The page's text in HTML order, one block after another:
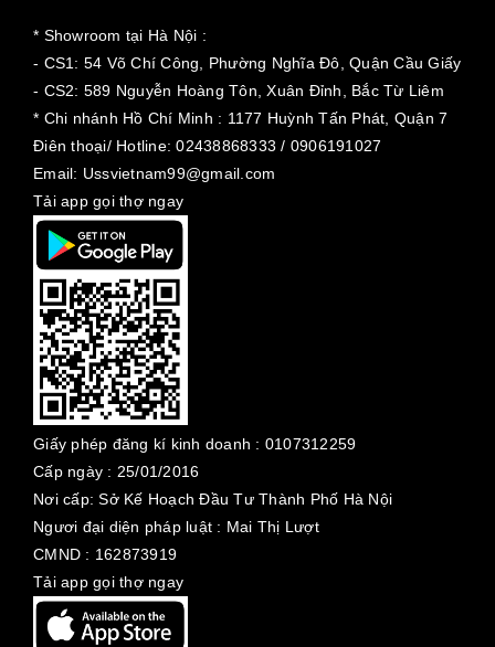
* Showroom tại Hà Nội :
- CS1: 54 Võ Chí Công, Phường Nghĩa Đô, Quận Cầu Giấy
- CS2: 589 Nguyễn Hoàng Tôn, Xuân Đỉnh, Bắc Từ Liêm
* Chi nhánh Hồ Chí Minh : 1177 Huỳnh Tấn Phát, Quận 7
Điên thoại/ Hotline: 02438868333 / 0906191027
Email: Ussvietnam99@gmail.com
Tải app gọi thợ ngay
Giấy phép đăng kí kinh doanh : 0107312259
Cấp ngày : 25/01/2016
Nơi cấp: Sở Kế Hoạch Đầu Tư Thành Phố Hà Nội
Ngươi đại diện pháp luật : Mai Thị Lượt
CMND : 162873919
Tải app gọi thợ ngay